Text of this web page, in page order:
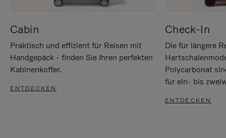
Cabin
Praktisch und effizient für Reisen mit
Handgepäck - finden Sie Ihren perfekten
Kabinenkoffer.
ENTDECKEN
Check-In
Die für längere
Polycarbonat
für ein- bis
ENTDECKEN